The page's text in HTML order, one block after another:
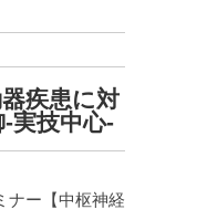
疾患に対
実技中心-
ナー【中枢神経